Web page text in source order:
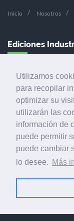
Utilizamos
para recopilar
optimizar su
utilizarán las
información de
puede permitir
puede cambiar
lo desee. Más
Inicio Nosotros
Ediciones
Ediciones Industria
el mercado de la
profesionales
comunicación visual
Calle Fluvià 257,